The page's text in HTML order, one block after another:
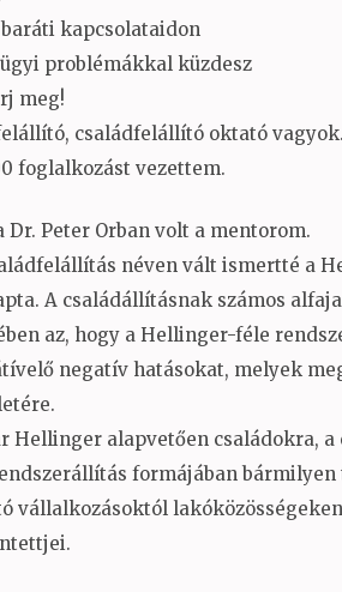
kapcsolataidon
problémákkal küzdesz
meg!
családfelállító oktató
foglalkozást vezettem.
Peter Orban volt a mentorom.
néven vált ismertté a
A családállításnak számos
az, hogy a Hellinger-féle
negatív hatásokat, melyek
Hellinger alapvetően családokra,
formájában bármilyen
vállalkozásoktól